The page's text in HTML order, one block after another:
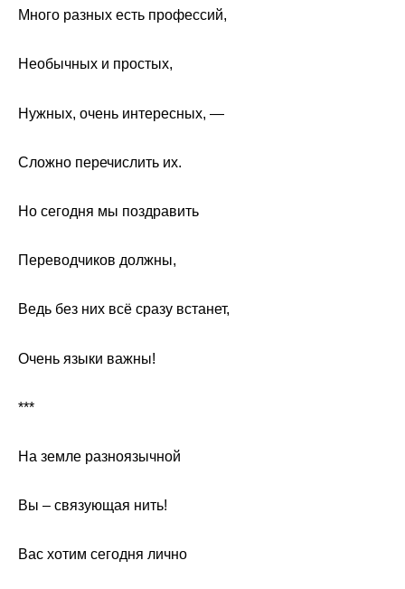
Много разных есть профессий,
Необычных и простых,
Нужных, очень интересных, —
Сложно перечислить их.
Но сегодня мы поздравить
Переводчиков должны,
Ведь без них всё сразу встанет,
Очень языки важны!
***
На земле разноязычной
Вы – связующая нить!
Вас хотим сегодня лично